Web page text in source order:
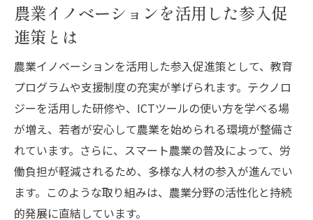
農業イノベーションを活用した参入促
進策とは
農業イノベーションを活用した参入促進策として、教育
プログラムや支援制度の充実が挙げられます。テクノロ
ジーを活用した研修や、ICTツールの使い方を学べる場
が増え、若者が安心して農業を始められる環境が整備さ
れています。さらに、スマート農業の普及によって、労
働負担が軽減されるため、多様な人材の参入が進んでい
ます。このような取り組みは、農業分野の活性化と持続
的発展に直結しています。